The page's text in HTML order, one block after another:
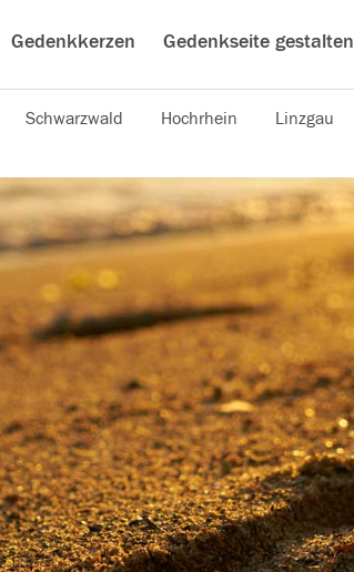
Gedenkkerzen Gedenkseite gestalten
Schwarzwald Hochrhein Linzgau